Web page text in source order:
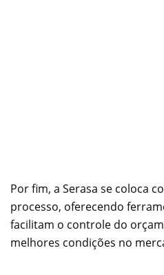
Por fim, a Serasa se coloca
processo, oferecendo
facilitam o controle do
melhores condições no